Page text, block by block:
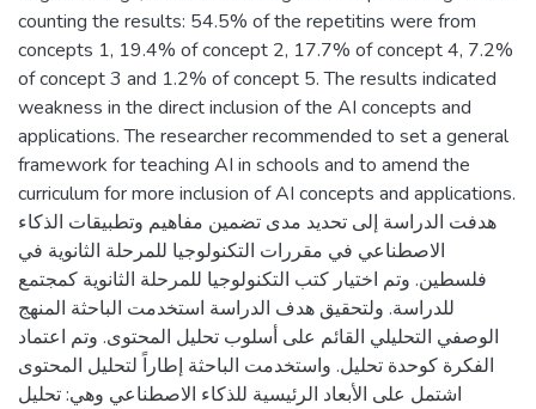
counting the results: 54.5% of the repetitins were from
concepts 1, 19.4% of concept 2, 17.7% of concept 4, 7.2%
of concept 3 and 1.2% of concept 5. The results indicated
weakness in the direct inclusion of the AI concepts and
applications. The researcher recommended to set a general
framework for teaching AI in schools and to amend the
curriculum for more inclusion of AI concepts and applications.
هدفت الدراسة إلى تحديد مدى تضمين مفاهيم وتطبيقات الذكاء
الاصطناعي في مقررات التكنولوجيا للمرحلة الثانوية في
فلسطين. وتم اختيار كتب التكنولوجيا للمرحلة الثانوية كمجتمع
للدراسة. ولتحقيق هدف الدراسة استخدمت الباحثة المنهج
الوصفي التحليلي القائم على أسلوب تحليل المحتوى. وتم اعتماد
الفكرة كوحدة تحليل. واستخدمت الباحثة إطاراً لتحليل المحتوى
اشتمل على الأبعاد الرئيسية للذكاء الاصطناعي وهي: تحليل